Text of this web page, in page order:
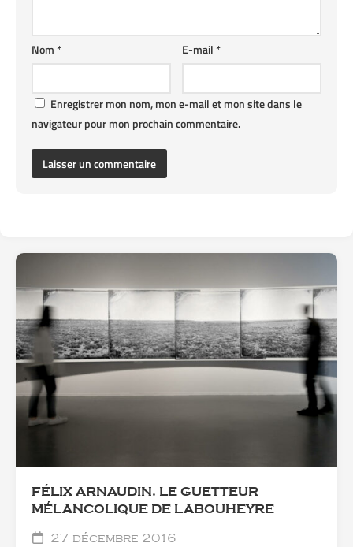
E-mail*
Nom*
Enregistrer mon nom, mon e-mail et mon site dans le
navigateur pour mon prochain commentaire.
FÉLIX ARNAUDIN. LE GUETTEUR
MÉLANCOLIQUE DE LABOUHEYRE
27 décembre 2016